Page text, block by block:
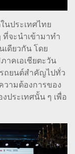
นประเทศไทย
ที่จะนำเข้ามาทำ
ดียวกัน โดย
าคเอเชียตะวัน
ถยนต์สำคัญไปทั่ว
วามต้องการของ
ประเทศนั้น ๆ เพื่อ